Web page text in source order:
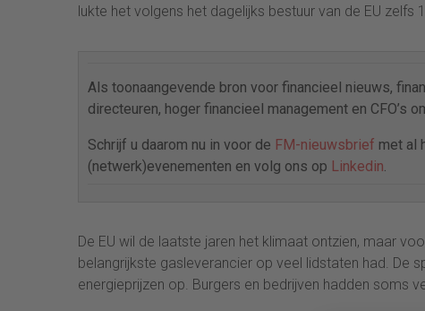
lukte het volgens het dagelijks bestuur van de EU zelfs
Als toonaangevende bron voor financieel nieuws,
directeuren, hoger financieel management en CFO’s
Schrijf u daarom nu in voor de FM-nieuwsbrief met al
(netwerk)evenementen en volg ons op Linkedin.
De EU wil de laatste jaren het klimaat ontzien, maar
belangrijkste gasleverancier op veel lidstaten had. De
energieprijzen op. Burgers en bedrijven hadden soms